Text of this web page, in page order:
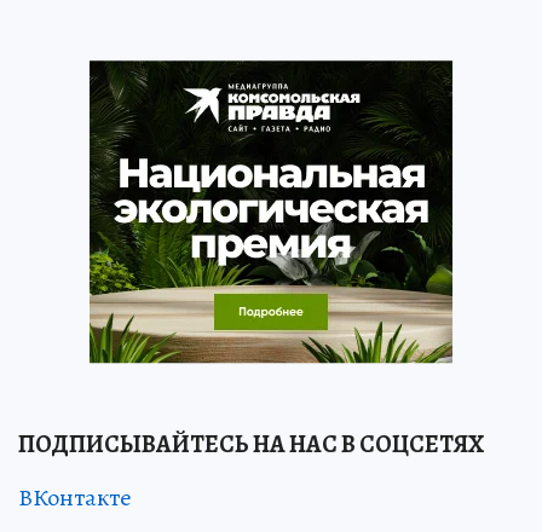
ПОДПИСЫВАЙТЕСЬ НА НАС В СОЦСЕТЯХ
ВКонтакте